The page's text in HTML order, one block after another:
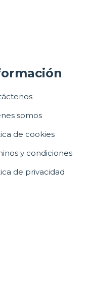
somos
de cookies
y condiciones
de privacidad